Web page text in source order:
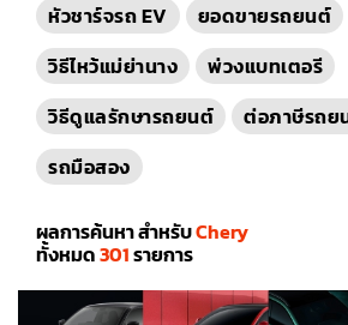
หัวชาร์จรถ EV
ยอดขายรถยนต์
วิธีไหว้แม่ย่านาง
พ่วงแบทเตอรี
วิธีดูแลรักษารถยนต์
ต่อภาษีรถย
รถมือสอง
ผลการค้นหา สำหรับChery
ทั้งหมด301รายการ